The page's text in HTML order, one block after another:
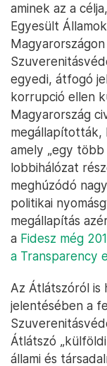
aminek az a
Egyesült
egyedi, átfogó
korrupció ellen
Magyarország
megállapították,
amely „egy
lobbihálózat
meghúzódó
politikai
megállapítás
a Fidesz még
a Transparency
Az Átlátszóról is
jelentésében a
Átlátszó
állami és